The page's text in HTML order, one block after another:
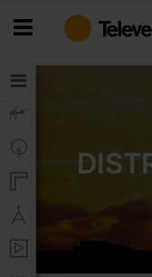
para
Conteúdo